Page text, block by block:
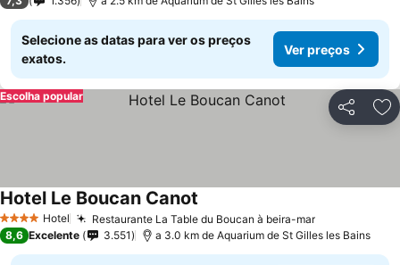
Selecione as datas para ver os preços
exatos.
Ver preços
Partilhar
Escolha popular
4 EstrelasHotel Restaurante La Table du Boucan à beira-mar
Hotel Le Boucan Canot
8,6 Excelente 3.551 a 3.0 km de Aquarium de St Gilles les Bains